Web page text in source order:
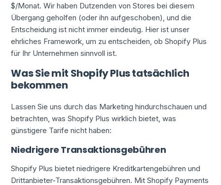
$/Monat. Wir haben Dutzenden von Stores bei diesem
Übergang geholfen (oder ihn aufgeschoben), und die
Entscheidung ist nicht immer eindeutig. Hier ist unser
ehrliches Framework, um zu entscheiden, ob Shopify Plus
für Ihr Unternehmen sinnvoll ist.
Was Sie mit Shopify Plus tatsächlich
bekommen
Lassen Sie uns durch das Marketing hindurchschauen und
betrachten, was Shopify Plus wirklich bietet, was
günstigere Tarife nicht haben:
Niedrigere Transaktionsgebühren
Shopify Plus bietet niedrigere Kreditkartengebühren und
Drittanbieter-Transaktionsgebühren. Mit Shopify Payments